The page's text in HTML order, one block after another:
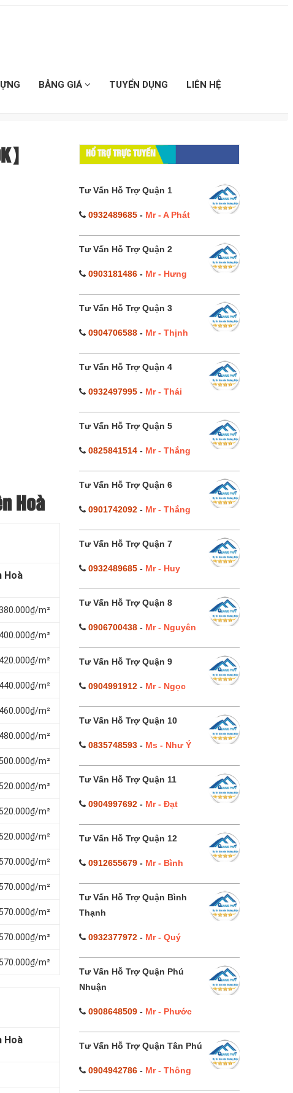
BẢNG GIÁ TUYỂN DỤNG LIÊN HỆ
】
Hoà
Hoà
m²
m²
m²
m²
m²
m²
m²
m²
m²
m²
m²
m²
m²
m²
m²
Hoà
HỔ TRỢ TRỰC TUYẾN
Tư Vấn Hỗ Trợ Quận 1
0932489685- Mr - A Phát
Tư Vấn Hỗ Trợ Quận 2
0903181486- Mr - Hưng
Tư Vấn Hỗ Trợ Quận 3
0904706588- Mr - Thịnh
Tư Vấn Hỗ Trợ Quận 4
0932497995- Mr - Thái
Tư Vấn Hỗ Trợ Quận 5
0825841514- Mr - Thắng
Tư Vấn Hỗ Trợ Quận 6
0901742092- Mr - Thắng
Tư Vấn Hỗ Trợ Quận 7
0932489685- Mr - Huy
Tư Vấn Hỗ Trợ Quận 8
0906700438- Mr - Nguyên
Tư Vấn Hỗ Trợ Quận 9
0904991912- Mr - Ngọc
Tư Vấn Hỗ Trợ Quận 10
0835748593- Ms - Như Ý
Tư Vấn Hỗ Trợ Quận 11
0904997692- Mr - Đạt
Tư Vấn Hỗ Trợ Quận 12
0912655679- Mr - Bình
Tư Vấn Hỗ Trợ Quận Bình
Thạnh
0932377972- Mr - Quý
Tư Vấn Hỗ Trợ Quận Phú
Nhuận
0908648509- Mr - Phước
Tư Vấn Hỗ Trợ Quận Tân Phú
0904942786- Mr - Thông